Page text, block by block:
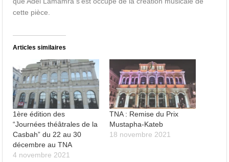
cette pièce.
Articles similaires
1ère édition des
“Journées théâtrales de la
Casbah” du 22 au 30
décembre au TNA
4 novembre 2021
TNA : Remise du Prix
Mustapha-Kateb
18 novembre 2021